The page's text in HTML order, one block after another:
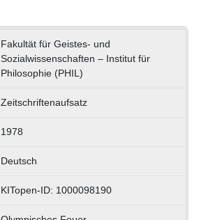
Fakultät für Geistes- und
Sozialwissenschaften – Institut für
Philosophie (PHIL)
Zeitschriftenaufsatz
1978
Deutsch
KITopen-ID: 1000098190